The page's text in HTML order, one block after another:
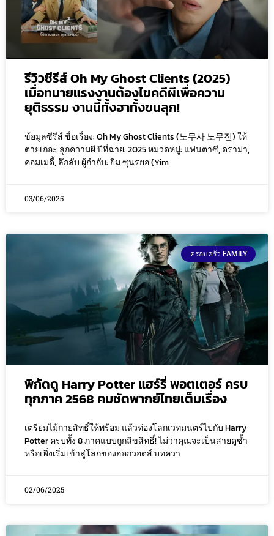
รีวิวซีรีส์ Oh My Ghost Clients (2025)
เมื่อทนายแรงงานต้องไขคดีผีเพื่อความ
ยุติธรรม งานนี้ทั้งฮาทั้งขนลุก!
ข้อมูลซีรีส์ ชื่อเรื่อง: Oh My Ghost Clients (노무사 노무진) ให้
ตายเถอะ ลูกความผี ปีที่ฉาย: 2025 หมวดหมู่: แฟนตาซี, ดราม่า,
คอมเมดี้, ลึกลับ ผู้กำกับ: ยิม ซุนรยอ (Yim
03/06/2025
ครอบครัว FAMILY
พิกัดดู Harry Potter แฮร์รี่ พอตเตอร์ ครบ
ทุกภาค 2568 คมชัดพากย์ไทยเต็มเรื่อง
เตรียมไม้กายสิทธิ์ให้พร้อม แล้วท่องโลกเวทมนตร์ไปกับ Harry
Potter ครบทั้ง 8 ภาคแบบถูกลิขสิทธิ์! ไม่ว่าคุณจะเป็นสายดูซ้ำ
หรือเพิ่งเริ่มเข้าสู่โลกของฮอกวอตส์ บทควา
02/06/2025